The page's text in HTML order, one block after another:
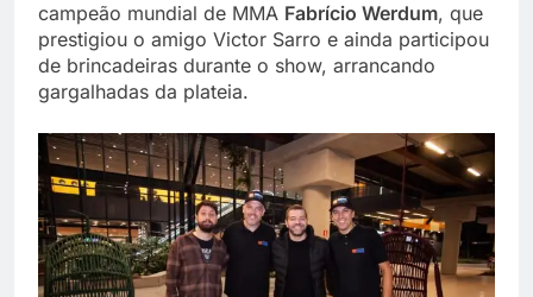
campeão mundial de MMA Fabrício Werdum, que
prestigiou o amigo Victor Sarro e ainda participou
de brincadeiras durante o show, arrancando
gargalhadas da plateia.